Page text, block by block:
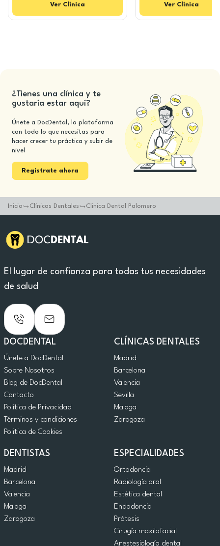
Ver Clínica Ver Clínica
¿Tienes una clínica y te
gustaría estar aquí?
Únete a DocDental, la plataforma
con todo lo que necesitas para
hacer crecer tu práctica y subir de
nivel
Registrate ahora
Inicio Clínicas Dentales Clinica Dental Palomero
El lugar de confianza para todas tus necesidades
de salud
DOCDENTAL
Únete a DocDental
Sobre Nosotros
Blog de DocDental
Contacto
Política de Privacidad
Términos y condiciones
Politica de Cookies
CLÍNICAS DENTALES
Madrid
Barcelona
Valencia
Sevilla
Malaga
Zaragoza
DENTISTAS
Madrid
Barcelona
Valencia
Malaga
Zaragoza
ESPECIALIDADES
Ortodoncia
Radiología oral
Estética dental
Endodoncia
Prótesis
Cirugía maxilofacial
Anestesiología dental